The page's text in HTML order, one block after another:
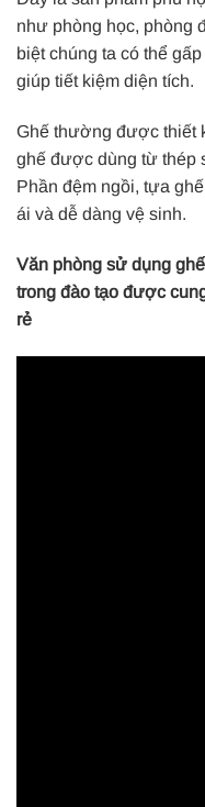
như phòng học, phòng
biệt chúng ta có thể
giúp tiết kiệm diện tích.
Ghế thường được thiết
ghế được dùng từ thép
Phần đệm ngồi, tựa
ái và dễ dàng vệ sinh.
Văn phòng sử dụng
trong đào tạo được
rẻ